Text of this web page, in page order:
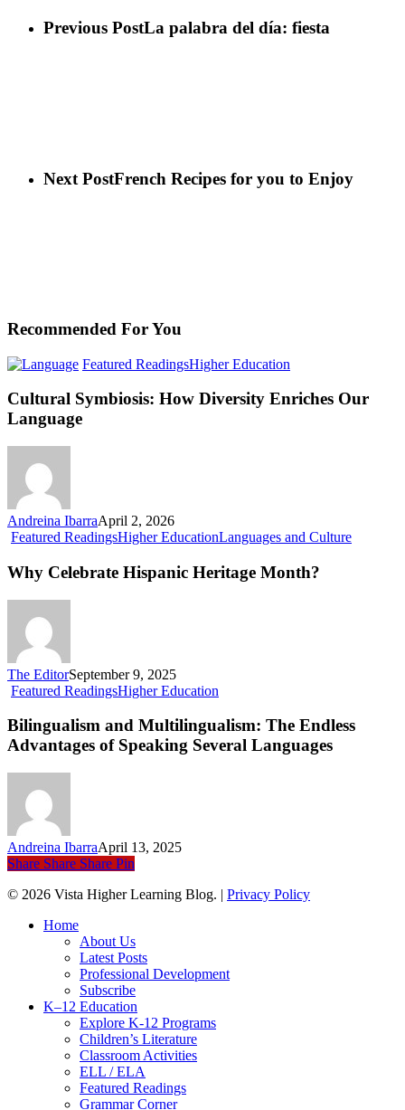
Previous PostLa palabra del día: fiesta
Next PostFrench Recipes for you to Enjoy
Recommended For You
Featured ReadingsHigher Education
How
Cultural Symbiosis: How Diversity Enriches Our
Language
Andreina IbarraApril 2, 2026
Featured ReadingsHigher EducationLanguages and CultureWhy
Why Celebrate Hispanic Heritage Month?
The EditorSeptember 9, 2025
Featured ReadingsHigher Education
Multilingualism:
Endless
Bilingualism and Multilingualism: The Endless
Advantages of Speaking Several Languages
Andreina IbarraApril 13, 2025
Share Share Share Pin
© 2026 Vista Higher Learning Blog. | Privacy Policy
Close
Home
About Us
Latest Posts
Professional Development
Subscribe
K–12 Education
Explore K-12 Programs
Children’s Literature
Classroom Activities
ELL / ELA
Featured Readings
Grammar Corner